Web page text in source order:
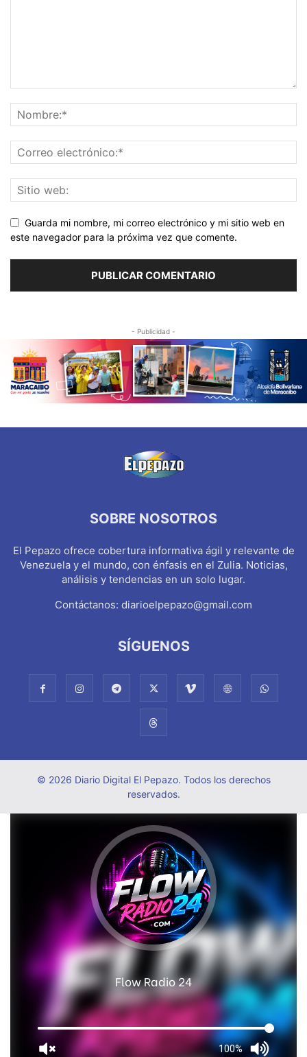
Guarda mi nombre, mi correo electrónico y mi sitio web en
este navegador para la próxima vez que comente.
- Publicidad -
SOBRE NOSOTROS
El Pepazo ofrece cobertura informativa ágil y relevante de
Venezuela y el mundo, con énfasis en el Zulia. Noticias,
análisis y tendencias en un solo lugar.
Contáctanos: diarioelpepazo@gmail.com
SÍGUENOS
© 2026 Diario Digital El Pepazo. Todos los derechos
reservados.